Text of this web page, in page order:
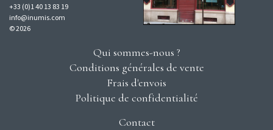
+33 (0)1 40 13 83 19
info@inumis.com
© 2026
Qui sommes-nous ?
Conditions générales de vente
Frais d'envois
Politique de confidentialité
Contact